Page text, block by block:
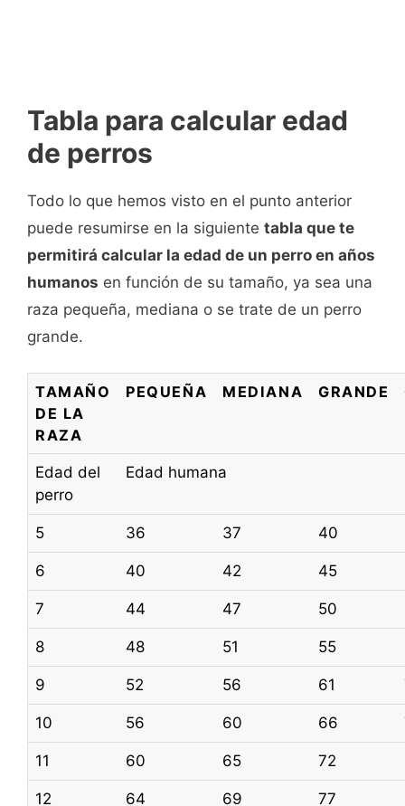
Tabla para calcular edad
de perros
Todo lo que hemos visto en el punto anterior
puede resumirse en la siguiente tabla que te
permitirá calcular la edad de un perro en años
humanos en función de su tamaño, ya sea una
raza pequeña, mediana o se trate de un perro
grande.
TAMAÑO
DE LA
RAZA
PEQUEÑA MEDIANA GRANDE
Edad del
perro
Edad humana
5 36 37 40
6 40 42 45
7 44 47 50
8 48 51 55
9 52 56 61
10 56 60 66
11 60 65 72
12 64 69 77